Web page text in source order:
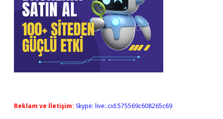
Reklam ve İletişim: Skype: live:.cid.575569c608265c69